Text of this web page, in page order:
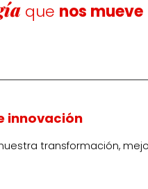
que nos mueve
innovación
nuestra transformación,